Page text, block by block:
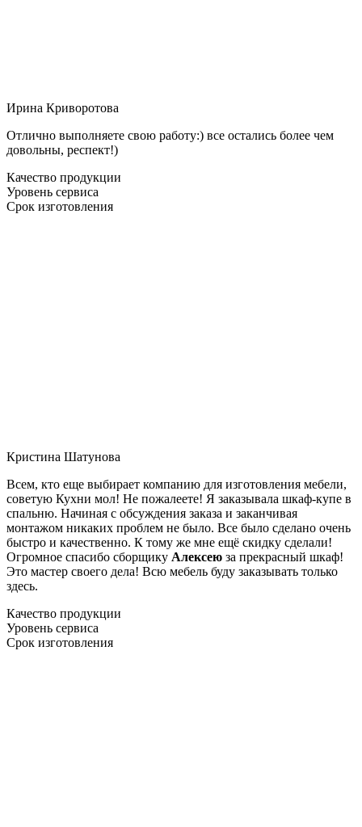
Ирина Криворотова
Отлично выполняете свою работу:) все остались более чем
довольны, респект!)
Качество продукции
Уровень сервиса
Срок изготовления
Кристина Шатунова
Всем, кто еще выбирает компанию для изготовления мебели,
советую Кухни мол! Не пожалеете! Я заказывала шкаф-купе в
спальню. Начиная с обсуждения заказа и заканчивая
монтажом никаких проблем не было. Все было сделано очень
быстро и качественно. К тому же мне ещё скидку сделали!
Огромное спасибо сборщику Алексею за прекрасный шкаф!
Это мастер своего дела! Всю мебель буду заказывать только
здесь.
Качество продукции
Уровень сервиса
Срок изготовления